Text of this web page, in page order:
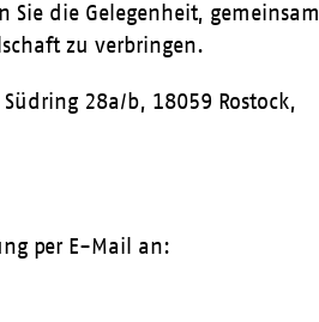
die Gelegenheit, gemeinsam
zu verbringen.
28a/b, 18059 Rostock,
per E-Mail an: